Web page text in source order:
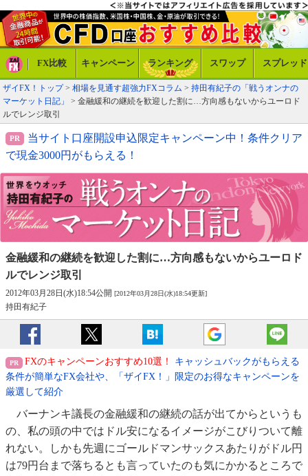
FX比較 キャンペーン ランキング スワップ スプレッド
ザイFX！トップ> 相場を見通す超強力FXコラム > 持田有紀子の「戦うオンナの
マーケット日記」
> 金融緩和の継続を歓迎した割に…方向感もないからユーロド
ルでレンジ取引
当サイト口座開設申込限定キャンペーン中！条件クリア
で現金3000円がもらえる！
金融緩和の継続を歓迎した割に…方向感もないからユーロド
ルでレンジ取引
2012年03月28日(水)18:54公開 [2012年03月28日(水)18:54更新]
持田有紀子
FXのキャンペーンおすすめ10選！
キャッシュバックがもらえる
条件が簡単なFX会社や、「ザイFX！」限定のお得なキャンペーンを
厳選して紹介
バーナンキ議長の金融緩和の継続の話が出てからというも
の、私の頭の中ではドル安になるイメージがこびりついて離
れない。しかも先週にゴールドマンサックスあたりがドル円
は79円台まで落ちるとも言っていたのも気にかかるところで